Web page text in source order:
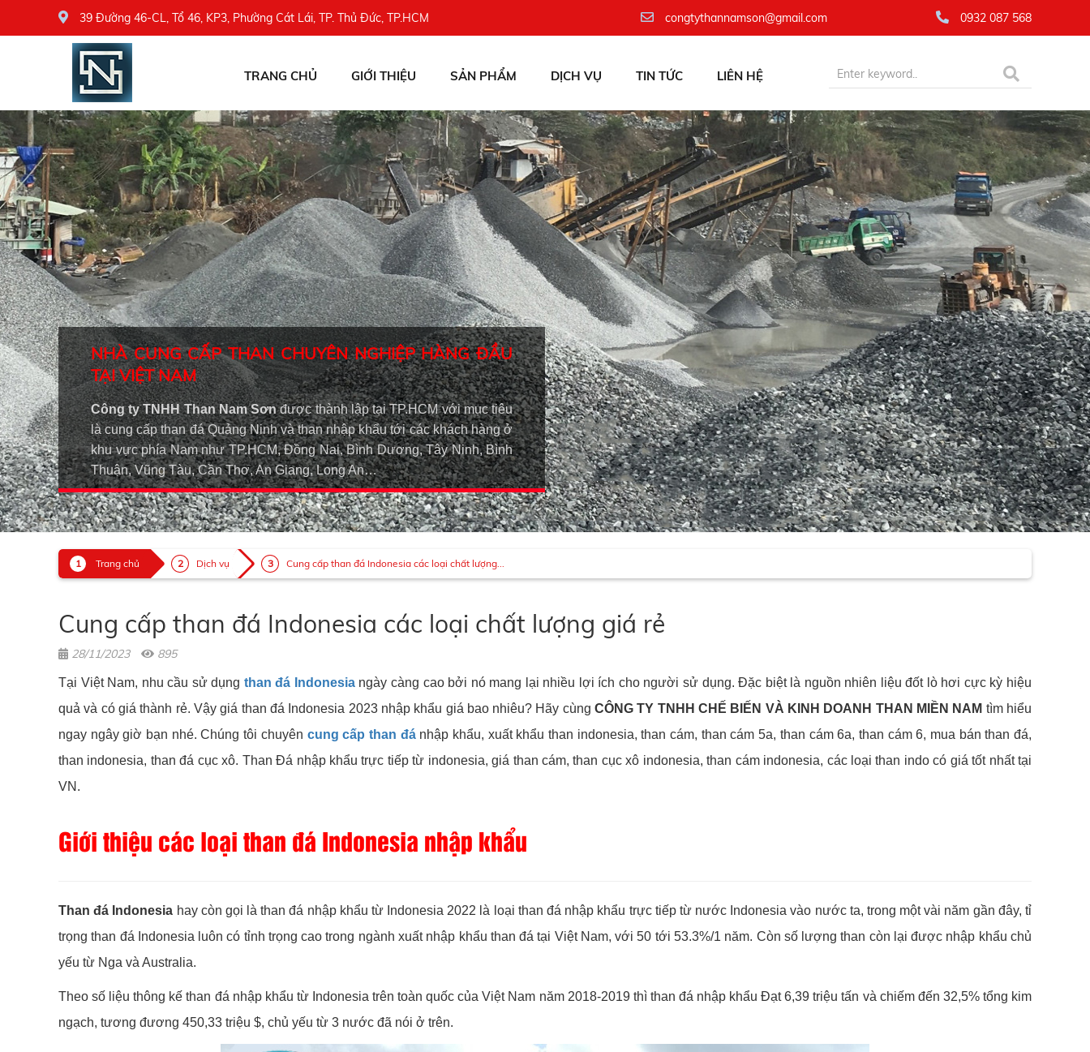
39 Đường 46-CL, Tổ 46, KP3, Phường Cát Lái, TP. Thủ Đức, TP.HCM congtythannamson@gmail.com 0932 087 568
TRANG CHỦ GIỚI THIỆU SẢN PHẨM DỊCH VỤ TIN TỨC LIÊN HỆ
NHÀ CUNG CẤP THAN CHUYÊN NGHIỆP HÀNG ĐẦU
TẠI VIỆT NAM
Công ty TNHH Than Nam Sơnđược thành lập tại TP.HCM với mục tiêu
là cung cấp than đá Quảng Ninh và than nhập khẩu tới các khách hàng ở
khu vực phía Nam như TP.HCM, Đồng Nai, Bình Dương, Tây Ninh, Bình
Thuận, Vũng Tàu, Cần Thơ, An Giang, Long An…
Trang chủ Dịch vụ Cung cấp than đá Indonesia các loại chất lượng...
Cung cấp than đá Indonesia các loại chất lượng giá rẻ
28/11/2023 895
Tại Việt Nam, nhu cầu sử dụng than đá Indonesiangày càng cao bởi nó mang lại nhiều lợi ích cho người sử dụng. Đặc biệt là nguồn nhiên liệu đốt lò hơi cực kỳ hiệu
quả và có giá thành rẻ. Vậy giá than đá Indonesia 2023 nhập khẩu giá bao nhiêu? Hãy cùngCÔNG TY TNHH CHẾ BIẾN VÀ KINH DOANH THAN MIỀN NAM tìm hiểu
ngay ngây giờ bạn nhé. Chúng tôi chuyên cung cấp than đánhập khẩu, xuất khẩu than indonesia, than cám, than cám 5a, than cám 6a, than cám 6, mua bán than đá,
than indonesia, than đá cục xô. Than Đá nhập khẩu trực tiếp từ indonesia, giá than cám, than cục xô indonesia, than cám indonesia, các loại than indo có giá tốt nhất tại
VN.
Giới thiệu các loại than đá Indonesia nhập khẩu
Than đá Indonesia hay còn gọi là than đá nhập khẩu từ Indonesia 2022 là loại than đá nhập khẩu trực tiếp từ nước Indonesia vào nước ta, trong một vài năm gần đây, tỉ
trọng than đá Indonesia luôn có tỉnh trọng cao trong ngành xuất nhập khẩu than đá tại Việt Nam, với 50 tới 53.3%/1 năm. Còn số lượng than còn lại được nhập khẩu chủ
yếu từ Nga và Australia.
Theo số liệu thông kế than đá nhập khẩu từ Indonesia trên toàn quốc của Việt Nam năm 2018-2019 thì than đá nhập khẩu Đạt 6,39 triệu tấn và chiếm đến 32,5% tổng kim
ngạch, tương đương 450,33 triệu $, chủ yếu từ 3 nước đã nói ở trên.